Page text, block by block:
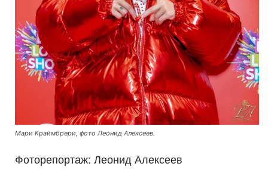
Мари Краймбрери, фото Леонид Алексеев.
Фоторепортаж: Леонид Алексеев